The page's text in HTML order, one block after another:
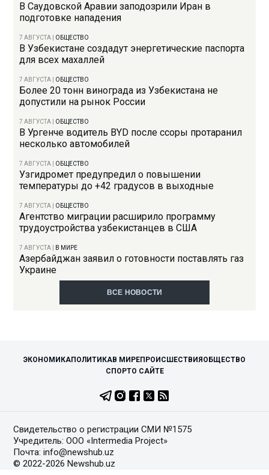
В Саудовской Аравии заподозрили Иран в
подготовке нападения
7 АВГУСТА ОБЩЕСТВО
В Узбекистане создадут энергетические паспорта
для всех махаллей
7 АВГУСТА ОБЩЕСТВО
Более 20 тонн винограда из Узбекистана не
допустили на рынок России
7 АВГУСТА ОБЩЕСТВО
В Ургенче водитель BYD после ссоры протаранил
несколько автомобилей
7 АВГУСТА ОБЩЕСТВО
Узгидромет предупредил о повышении
температуры до +42 градусов в выходные
7 АВГУСТА ОБЩЕСТВО
Агентство миграции расширило программу
трудоустройства узбекистанцев в США
7 АВГУСТА В МИРЕ
Азербайджан заявил о готовности поставлять газ
Украине
ВСЕ НОВОСТИ
ЭКОНОМИКАПОЛИТИКАВ МИРЕПРОИСШЕСТВИЯ ОБЩЕСТВО
СПОРТО САЙТЕ
Свидетельство о регистрации СМИ №1575
Учредитель: ООО «Intermedia Project»
Почта: info@newshub.uz
© 2022-2026 Newshub.uz